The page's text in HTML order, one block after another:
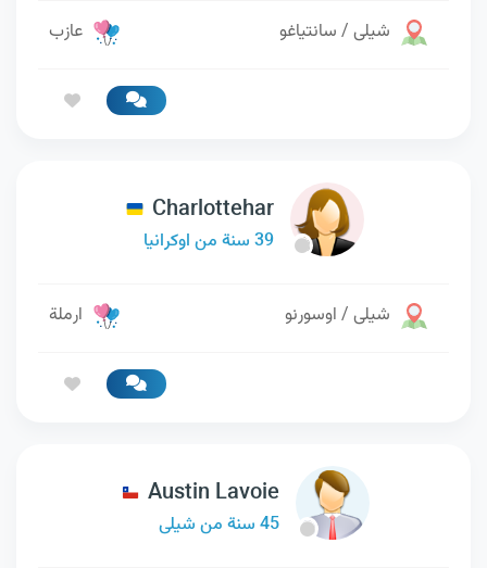
شيلى / سانتياغو عازب
Charlottehar
39 سنة من اوكرانيا
شيلى / اوسورنو ارملة
Austin Lavoie
45 سنة من شيلى